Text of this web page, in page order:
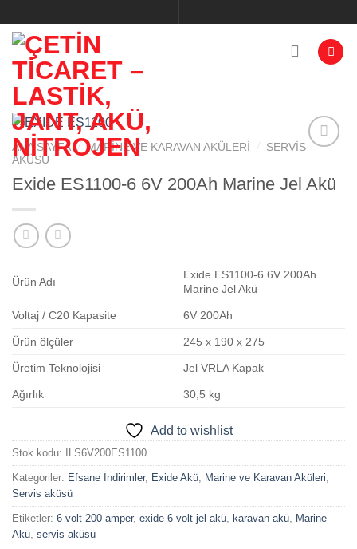
atla
Add to
ANA SAYFA / MARINE VE KARAVAN AKÜLERI
SERVIS
AKÜSÜ
Exide ES1100-6 6V 200Ah Marine Jel Akü
Ürün Adı
Exide ES1100-6 6V 200Ah
Marine Jel Akü
Voltaj / C20 Kapasite 6V 200Ah
Ürün ölçüler 245 x 190 x 275
Üretim Teknolojisi Jel VRLA Kapak
Ağırlık 30,5 kg
Add to wishlist
Stok kodu: ILS6V200ES1100
Kategoriler: Efsane İndirimler, Exide Akü Marine ve Karavan Aküleri
Servis aküsü
Etiketler: 6 volt 200 amper, exide 6 volt jel akü karavan akü Marine
Akü servis aküsü